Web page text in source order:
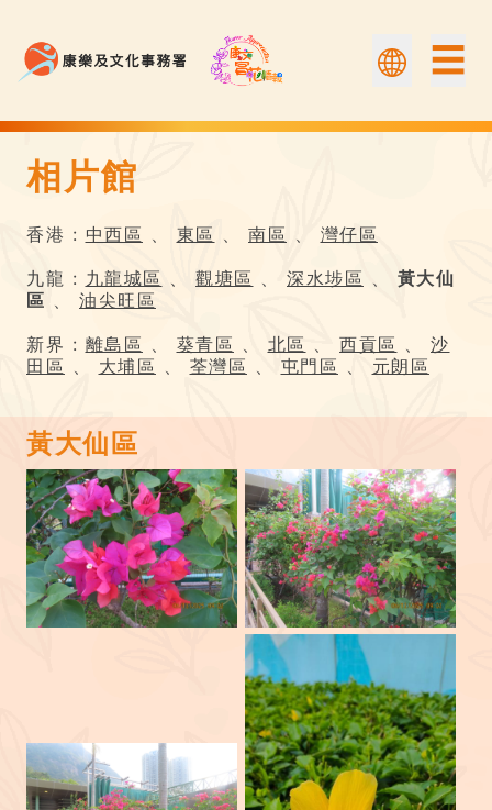
☰
相片館 | 康文賞花情報
相片館
香港 : 中西區 、 東區 、 南區 、 灣仔區
九龍 : 九龍城區 、 觀塘區 、 深水埗區 、 黃大仙
區 、 油尖旺區
新界 : 離島區 、 葵青區 、 北區 、 西貢區 、 沙
田區 、 大埔區 、 荃灣區 、 屯門區 、 元朗區
黃大仙區